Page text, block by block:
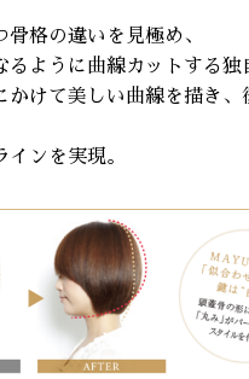
格の違いを見極め、
るように曲線カットする独
かけて美しい曲線を描き、
ンを実現。